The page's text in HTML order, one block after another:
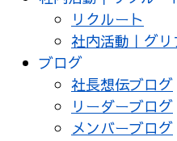
リクルート
社内活動｜グ
ブログ
社長想伝ブログ
リーダーブログ
メンバーブログ